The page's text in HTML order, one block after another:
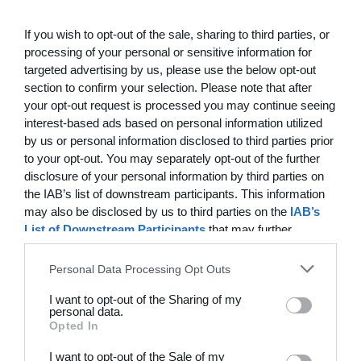
If you wish to opt-out of the sale, sharing to third parties, or
processing of your personal or sensitive information for
targeted advertising by us, please use the below opt-out
section to confirm your selection. Please note that after
your opt-out request is processed you may continue seeing
interest-based ads based on personal information utilized
by us or personal information disclosed to third parties prior
to your opt-out. You may separately opt-out of the further
disclosure of your personal information by third parties on
the IAB’s list of downstream participants. This information
may also be disclosed by us to third parties on the IAB’s
List of Downstream Participants that may further
disclose it to other third parties.
Personal Data Processing Opt Outs
I want to opt-out of the Sharing of my
personal data.
Opted In
I want to opt-out of the Sale of my
ces outils. Le dialogue avec les utilisateurs est anonymisé.
7. Inscription et informations relatives aux
membres
a. Enregistrement des données et rapport avec les
Conditions d'utilisation et de protection des données à
caractère personnel et les clubs
Lorsque vous êtes inscrit pour utiliser le service de
Holdsport, nous collectons et conservons des
informations à caractère personnel telles que le nom,
compris la présence, les paiements et éléments similaires.
ou supprimer les données saisies. Pour plus de détails,
nous renvoyons aux Conditions d'utilisation et de
Holdsport. Celles-ci sont disponibles sur le site internet,